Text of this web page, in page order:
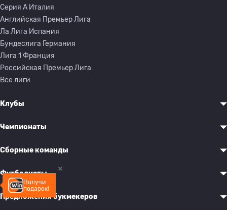
Получи
подарок!
Серия A Италия
Английская Премьер Лига
Ла Лига Испания
Бундеслига Германия
Лига 1 Франция
Российская Премьер Лига
Все лиги
Клубы
Чемпионаты
Сборные команды
Футболисты
Предложения букмекеров